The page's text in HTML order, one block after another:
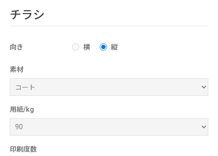
チラシ
向き 横 縦
素材
用紙/kg
印刷度数